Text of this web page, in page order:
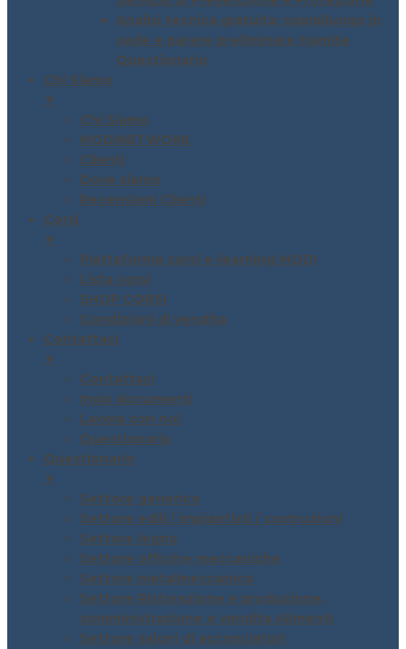
Analisi tecnica gratuita: sopralluogo in
sede e parere preliminare tramite
Questionario
Chi Siamo
▼
Chi Siamo
MODINETWORK
Clienti
Dove siamo
Recensioni Clienti
Corsi
▼
Piattaforma corsi e-learning MODI
Lista corsi
SHOP CORSI
Condizioni di vendita
Contattaci
▼
Contattaci
Invio documenti
Lavora con noi
Questionario
Questionario
▼
Settore generico
Settore edili / impiantisti / costruzioni
Settore legno
Settore officine meccaniche
Settore metalmeccanico
Settore Ristorazione e produzione,
somministrazione e vendita Alimenti
Settore saloni di acconciatori